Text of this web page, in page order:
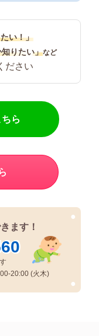
い！」
知りたい」など
ださい
ら
●
●
ます！
20:00 (火木)